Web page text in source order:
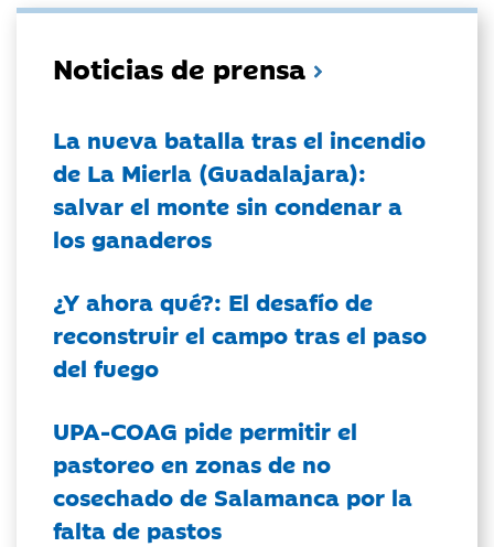
Noticias de prensa
La nueva batalla tras el incendio
de La Mierla (Guadalajara):
salvar el monte sin condenar a
los ganaderos
¿Y ahora qué?: El desafío de
reconstruir el campo tras el paso
del fuego
UPA-COAG pide permitir el
pastoreo en zonas de no
cosechado de Salamanca por la
falta de pastos